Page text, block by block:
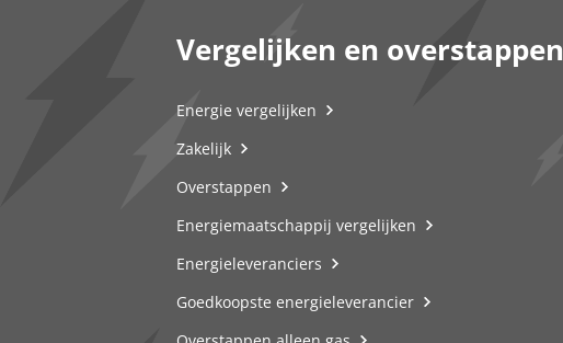
Vergelijken en overstappen
Energie vergelijken
Zakelijk
Overstappen
Energiemaatschappij vergelijken
Energieleveranciers
Goedkoopste energieleverancier